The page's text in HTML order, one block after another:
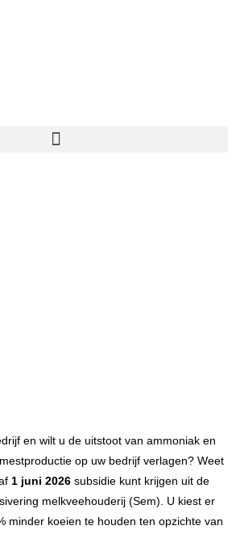
en wilt u de uitstoot van ammoniak en
op uw bedrijf verlagen? Weet
1 juni 2026 subsidie kunt krijgen uit de
melkveehouderij (Sem). U kiest er
minder koeien te houden ten opzichte van